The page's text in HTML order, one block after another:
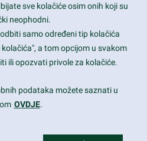
Reserved
sve kolačiće osim onih koji su
neophodni.
samo određeni tip kolačića
a tom opcijom u svakom
ili opozvati privole za kolačiće.
podataka možete saznati u
OVDJE.